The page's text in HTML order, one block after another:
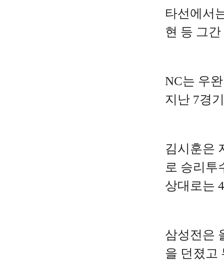
타선에서
현 등 그
NC는 우
지난 7경
김시훈은
로 승리투
상대로는
삼성전은
을 던졌고